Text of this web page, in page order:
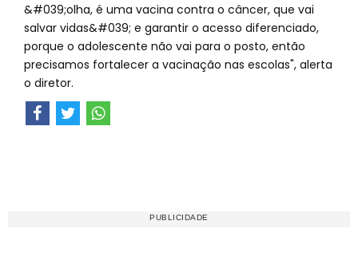
&#039;olha, é uma vacina contra o câncer, que vai
salvar vidas&#039; e garantir o acesso diferenciado,
porque o adolescente não vai para o posto, então
precisamos fortalecer a vacinação nas escolas", alerta
o diretor.